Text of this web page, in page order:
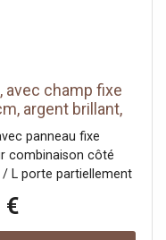
avec champ fixe
argent brillant,
à droite,
panneau fixe
combinaison côté
/ L porte partiellement
fixe Vitrage avec
DIN EN 12150 en
€